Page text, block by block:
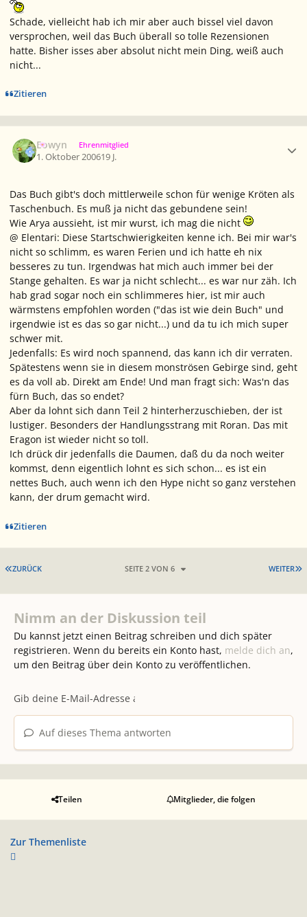
Schade, vielleicht hab ich mir aber auch bissel viel davon
versprochen, weil das Buch überall so tolle Rezensionen
hatte. Bisher isses aber absolut nicht mein Ding, weiß auch
nicht...
Zitieren
Eowyn Ehrenmitglied
1. Oktober 200619 J.
Das Buch gibt's doch mittlerweile schon für wenige Kröten als
Taschenbuch. Es muß ja nicht das gebundene sein!
Wie Arya aussieht, ist mir wurst, ich mag die nicht
@ Elentari: Diese Startschwierigkeiten kenne ich. Bei mir war's
nicht so schlimm, es waren Ferien und ich hatte eh nix
besseres zu tun. Irgendwas hat mich auch immer bei der
Stange gehalten. Es war ja nicht schlecht... es war nur zäh. Ich
hab grad sogar noch ein schlimmeres hier, ist mir auch
wärmstens empfohlen worden ("das ist wie dein Buch" und
irgendwie ist es das so gar nicht...) und da tu ich mich super
schwer mit.
Jedenfalls: Es wird noch spannend, das kann ich dir verraten.
Spätestens wenn sie in diesem monströsen Gebirge sind, geht
es da voll ab. Direkt am Ende! Und man fragt sich: Was'n das
fürn Buch, das so endet?
Aber da lohnt sich dann Teil 2 hinterherzuschieben, der ist
lustiger. Besonders der Handlungsstrang mit Roran. Das mit
Eragon ist wieder nicht so toll.
Ich drück dir jedenfalls die Daumen, daß du da noch weiter
kommst, denn eigentlich lohnt es sich schon... es ist ein
nettes Buch, auch wenn ich den Hype nicht so ganz verstehen
kann, der drum gemacht wird.
Zitieren
ERSTE SEITE
ZURÜCK WEITER
SEITE 2 VON 6
Nimm an der Diskussion teil
Du kannst jetzt einen Beitrag schreiben und dich später
registrieren. Wenn du bereits ein Konto hast, melde dich an,
um den Beitrag über dein Konto zu veröffentlichen.
Auf dieses Thema antworten
Teilen Mitglieder, die folgen
Zur Themenliste